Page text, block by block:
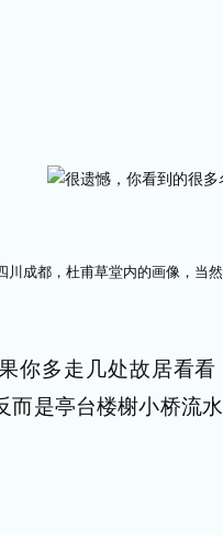
川成都，杜甫草堂内的画像，当
多走几处故居看看
是亭台楼榭小桥流